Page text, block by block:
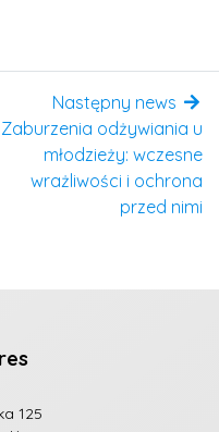
Następny news
Zaburzenia odżywiania u
młodzieży: wczesne
wrażliwości i ochrona
przed nimi
125